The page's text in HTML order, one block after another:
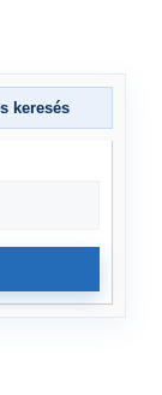
keresés